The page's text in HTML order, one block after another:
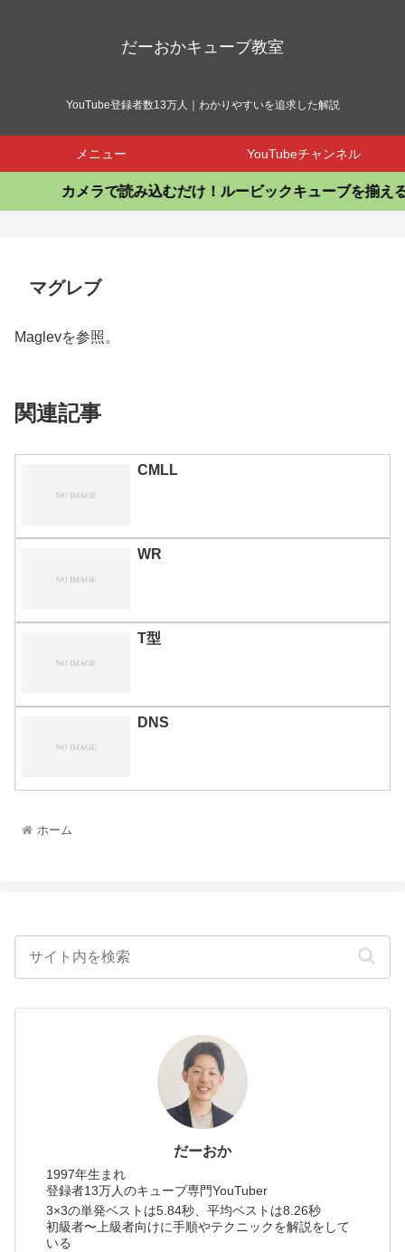
だーおかキューブ教室
YouTube登録者数13万人｜わかりやすいを追求した解説
メニュー YouTubeチャンネル
カメラで読み込むだけ！ルービックキューブを揃える
マグレブ
Maglevを参照。
関連記事
CMLL
WR
T型
DNS
ホーム
だーおか
1997年生まれ
登録者13万人のキューブ専門YouTuber
3×3の単発ベストは5.84秒、平均ベストは8.26秒
初級者〜上級者向けに手順やテクニックを解説をして
いる